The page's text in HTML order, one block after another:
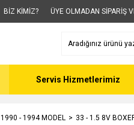
BİZ KİMİZ? ÜYE OLMADAN SİPARİŞ
Servis Hizmetlerimiz
1990 - 1994 MODEL 33 - 1.5 8V